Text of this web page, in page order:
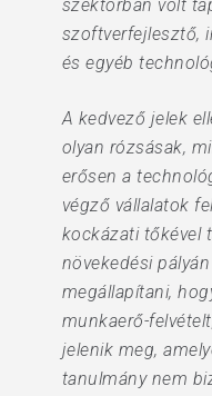
szektorban volt
szoftverfejlesztő,
és egyéb
A kedvező jelek
olyan rózsásak,
erősen a
végző vállalatok
kockázati tőkével
növekedési
megállapítani,
munkaerő-
jelenik meg,
tanulmány nem